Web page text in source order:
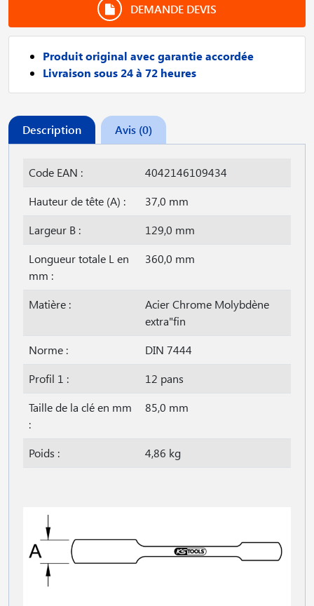
DEMANDE DEVIS
Produit original avec garantie accordée
Livraison sous 24 à 72 heures
Description Avis (0)
Code EAN :
4042146109434
Hauteur de tête (A) :
37,0 mm
Largeur B :
129,0 mm
Longueur totale L en
mm :
360,0 mm
Matière :
Acier Chrome Molybdène
extra"fin
Norme :
DIN 7444
Profil 1 :
12 pans
Taille de la clé en mm
:
85,0 mm
Poids : 4,86 kg